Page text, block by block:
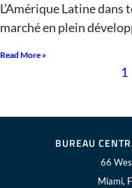
L’Amérique Latine
marché en plein
Read More »
1
BUREAU
66
Miami,